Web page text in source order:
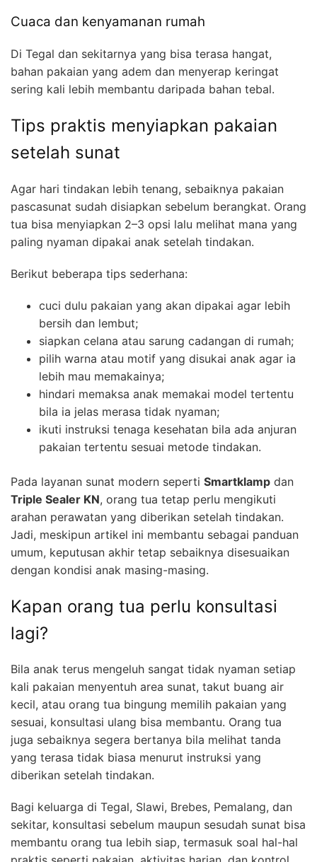
Cuaca dan kenyamanan rumah
Di Tegal dan sekitarnya yang bisa terasa hangat,
bahan pakaian yang adem dan menyerap keringat
sering kali lebih membantu daripada bahan tebal.
Tips praktis menyiapkan pakaian
setelah sunat
Agar hari tindakan lebih tenang, sebaiknya pakaian
pascasunat sudah disiapkan sebelum berangkat. Orang
tua bisa menyiapkan 2–3 opsi lalu melihat mana yang
paling nyaman dipakai anak setelah tindakan.
Berikut beberapa tips sederhana:
cuci dulu pakaian yang akan dipakai agar lebih
bersih dan lembut;
siapkan celana atau sarung cadangan di rumah;
pilih warna atau motif yang disukai anak agar ia
lebih mau memakainya;
hindari memaksa anak memakai model tertentu
bila ia jelas merasa tidak nyaman;
ikuti instruksi tenaga kesehatan bila ada anjuran
pakaian tertentu sesuai metode tindakan.
Pada layanan sunat modern seperti Smartklamp dan
Triple Sealer KN, orang tua tetap perlu mengikuti
arahan perawatan yang diberikan setelah tindakan.
Jadi, meskipun artikel ini membantu sebagai panduan
umum, keputusan akhir tetap sebaiknya disesuaikan
dengan kondisi anak masing-masing.
Kapan orang tua perlu konsultasi
lagi?
Bila anak terus mengeluh sangat tidak nyaman setiap
kali pakaian menyentuh area sunat, takut buang air
kecil, atau orang tua bingung memilih pakaian yang
sesuai, konsultasi ulang bisa membantu. Orang tua
juga sebaiknya segera bertanya bila melihat tanda
yang terasa tidak biasa menurut instruksi yang
diberikan setelah tindakan.
Bagi keluarga di Tegal, Slawi, Brebes, Pemalang, dan
sekitar, konsultasi sebelum maupun sesudah sunat bisa
membantu orang tua lebih siap, termasuk soal hal-hal